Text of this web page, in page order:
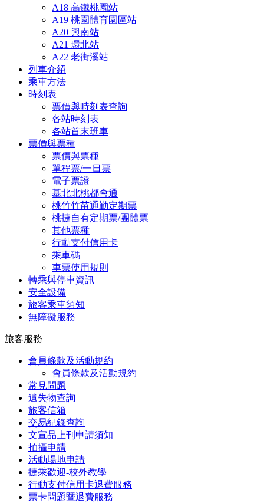
A18 高鐵桃園站
A19 桃園體育園區站
A20 興南站
A21 環北站
A22 老街溪站
列車介紹
乘車方法
時刻表
票價與時刻表查詢
各站時刻表
各站首末班車
票價與票種
票價與票種
單程票/一日票
電子票證
基北北桃都會通
桃竹竹苗通勤定期票
桃捷自有定期票/團體票
其他票種
行動支付信用卡
乘車碼
車票使用規則
轉乘與停車資訊
安全設備
旅客乘車須知
無障礙服務
旅客服務
會員條款及活動規約
會員條款及活動規約
常見問題
遺失物查詢
旅客信箱
交易紀錄查詢
文宣品上刊申請須知
拍攝申請
活動場地申請
捷乘歡迎-校外教學
行動支付信用卡退費服務
票卡問題暨退費服務